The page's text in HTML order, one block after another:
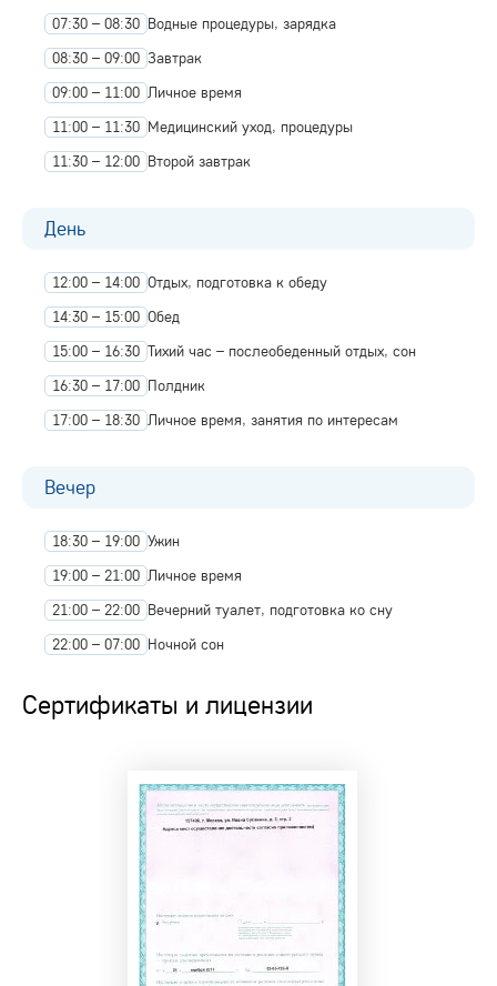
07:30 – 08:30 Водные процедуры, зарядка
08:30 – 09:00 Завтрак
09:00 – 11:00 Личное время
11:00 – 11:30 Медицинский уход, процедуры
11:30 – 12:00 Второй завтрак
День
12:00 – 14:00 Отдых, подготовка к обеду
14:30 – 15:00 Обед
15:00 – 16:30 Тихий час – послеобеденный отдых, сон
16:30 – 17:00 Полдник
17:00 – 18:30 Личное время, занятия по интересам
Вечер
18:30 – 19:00 Ужин
19:00 – 21:00 Личное время
21:00 – 22:00 Вечерний туалет, подготовка ко сну
22:00 – 07:00 Ночной сон
Сертификаты и лицензии